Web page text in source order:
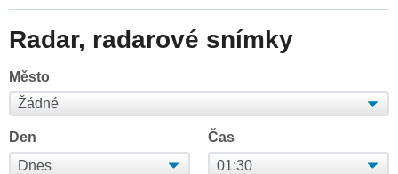
Radar, radarové snímky
Město
Den Čas